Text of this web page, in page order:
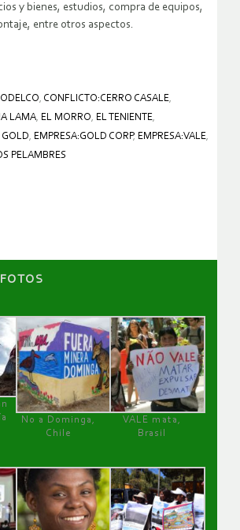
y bienes, estudios, compra de equipos,
entre otros aspectos.
, CONFLICTO:CERRO CASALE,
LAMA, EL MORRO, EL TENIENTE,
GOLD, EMPRESA:GOLD CORP, EMPRESA:VALE,
PELAMBRES
No a Dominga,
Chile
VALE mata,
Brasil